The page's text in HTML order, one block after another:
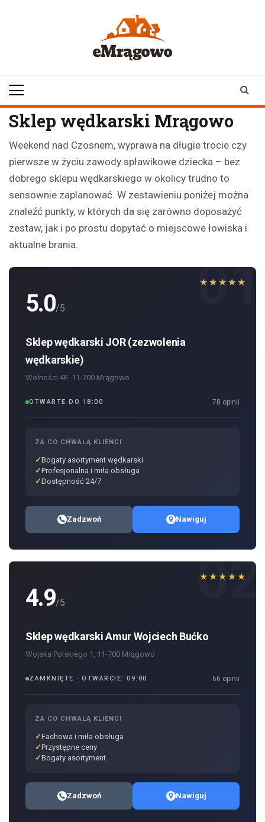
Sklep wędkarski Mrągowo
Weekend nad Czosnem, wyprawa na długie trocie czy
pierwsze w życiu zawody spławikowe dziecka – bez
dobrego sklepu wędkarskiego w okolicy trudno to
sensownie zaplanować. W zestawieniu poniżej można
znaleźć punkty, w których da się zarówno doposażyć
zestaw, jak i po prostu dopytać o miejscowe łowiska i
aktualne brania.
01
★★★★★
5.0/5
Sklep wędkarski JOR (zezwolenia
wędkarskie)
Wolności 4E, 11-700 Mrągowo
OTWARTE DO 18:00 78 opinii
ZA CO CHWALĄ KLIENCI
Bogaty asortyment wędkarski
Profesjonalna i miła obsługa
Dostępność 24/7
Zadzwoń Nawiguj
02
★★★★★
4.9/5
Sklep wędkarski Amur Wojciech Bućko
Wojska Polskiego 1, 11-700 Mrągowo
ZAMKNIĘTE · OTWARCIE: 09:00 66 opinii
ZA CO CHWALĄ KLIENCI
Fachowa i miła obsługa
Przystępne ceny
Bogaty asortyment
Zadzwoń Nawiguj